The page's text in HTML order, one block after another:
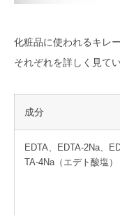
化粧品に使われるキレ
それぞれを詳しく見て
成分
EDTA、EDTA-2Na、
TA-4Na（エデト酸塩）